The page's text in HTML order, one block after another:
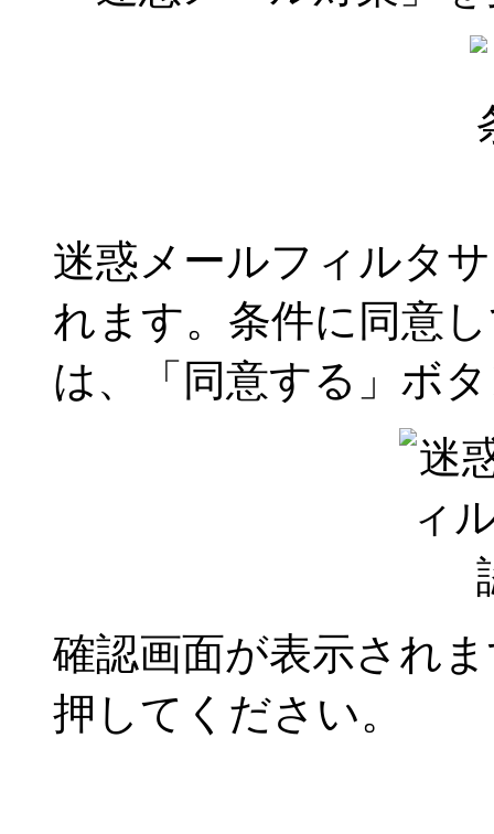
迷惑メールフィルタ
れます。条件に同意
は、「同意する」ボ
確認画面が表示され
押してください。